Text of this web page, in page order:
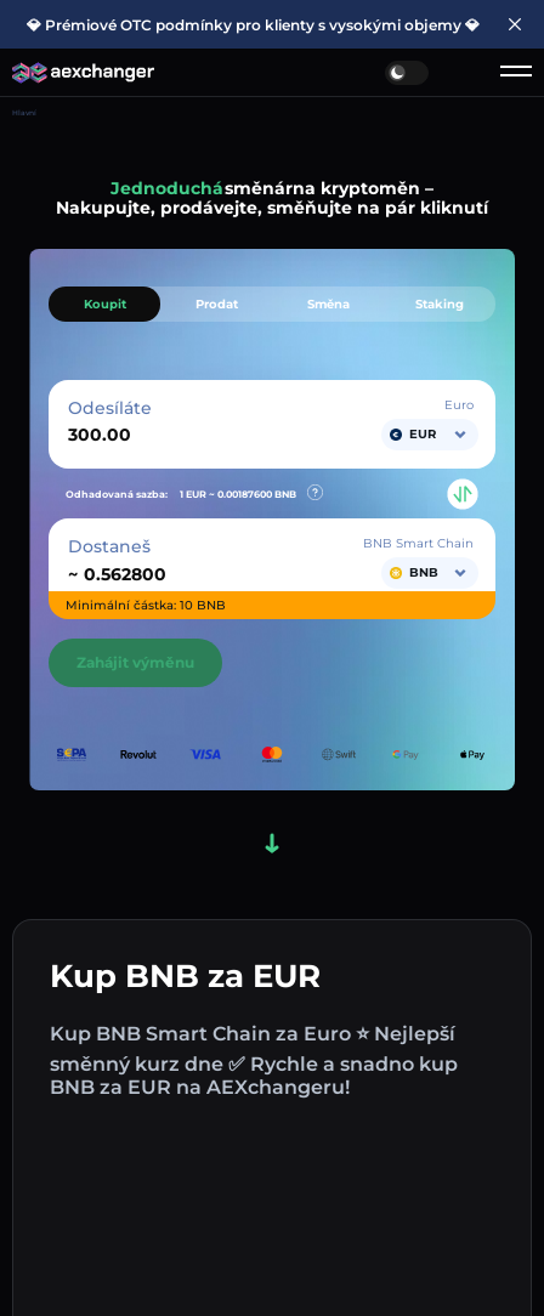
💎 Prémiové OTC podmínky pro klienty s vysokými objemy 💎
Hlavní
Jednoduchásměnárna kryptoměn –
Nakupujte, prodávejte, směňujte na pár kliknutí
Kup BNB za EUR
Kup BNB Smart Chain za Euro ⭐ Nejlepší
směnný kurz dne ✅ Rychle a snadno kup
BNB za EUR na AEXchangeru!
Koupit Prodat Směna Staking
Odesíláte
Euro
EUR
Odhadovaná sazba: 1 EUR ~ 0.00187600 BNB
Dostaneš
~
BNB Smart Chain
BNB
Minimální částka: 10 BNB
Zahájit výměnu